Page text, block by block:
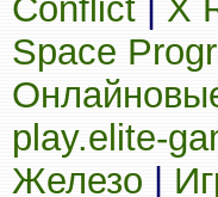
Conflict
X
Space
play.elite-
Железо